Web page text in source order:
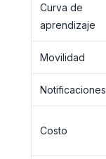
Curva de
aprendizaje
Movilidad
Notificaciones
Costo